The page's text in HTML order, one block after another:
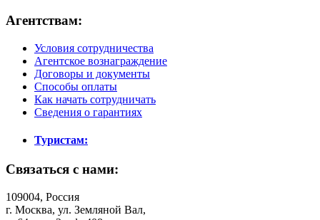
Агентствам:
Условия сотрудничества
Агентское вознаграждение
Договоры и документы
Способы оплаты
Как начать сотрудничать
Сведения о гарантиях
Туристам:
Связаться с нами:
109004, Россия
г. Москва, ул. Земляной Вал,